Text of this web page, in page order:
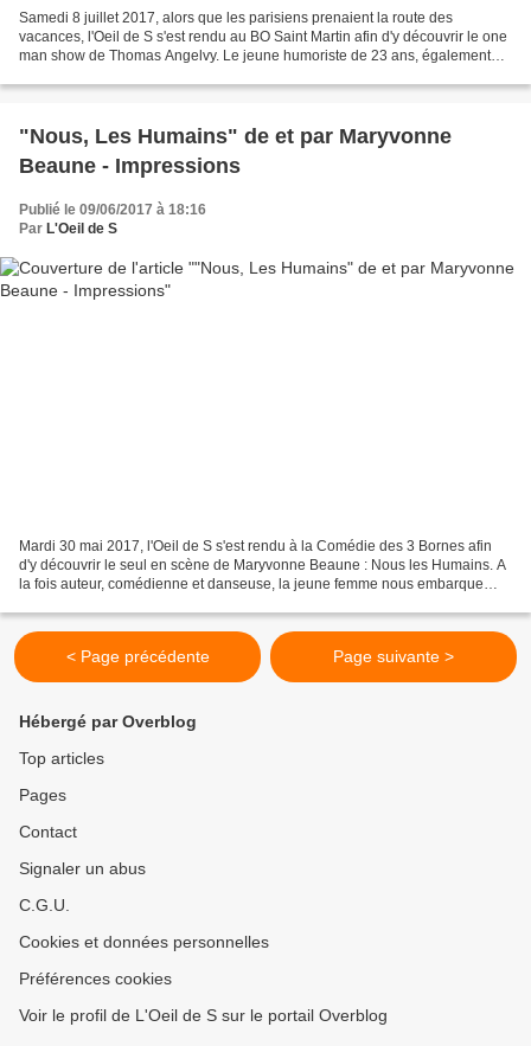
Samedi 8 juillet 2017, alors que les parisiens prenaient la route des
vacances, l'Oeil de S s'est rendu au BO Saint Martin afin d'y découvrir le one
man show de Thomas Angelvy. Le jeune humoriste de 23 ans, également
"Nous, Les Humains" de et par Maryvonne
Beaune - Impressions
Publié le 09/06/2017 à 18:16
Par L'Oeil de S
Mardi 30 mai 2017, l'Oeil de S s'est rendu à la Comédie des 3 Bornes afin
d'y découvrir le seul en scène de Maryvonne Beaune : Nous les Humains. A
la fois auteur, comédienne et danseuse, la jeune femme nous embarque
< Page précédente Page suivante >
Hébergé par Overblog
Top articles
Pages
Contact
Signaler un abus
C.G.U.
Cookies et données personnelles
Préférences cookies
Voir le profil de L'Oeil de S sur le portail Overblog